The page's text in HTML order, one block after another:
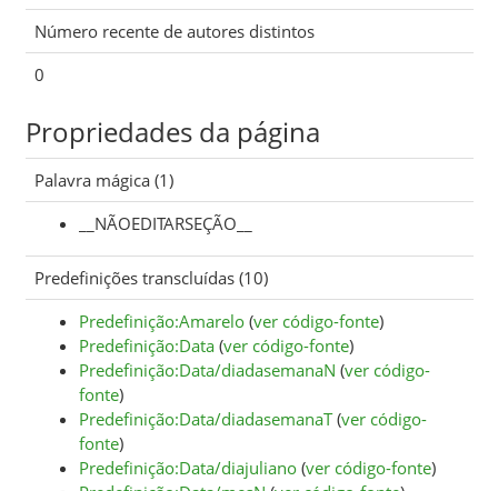
Número recente de autores distintos
0
Propriedades da página
Palavra mágica (1)
__NÃOEDITARSEÇÃO__
Predefinições transcluídas (10)
Predefinição:Amarelo(ver código-fonte)
Predefinição:Data(ver código-fonte)
Predefinição:Data/diadasemanaN (ver código-
fonte)
Predefinição:Data/diadasemanaT(ver código-
fonte)
Predefinição:Data/diajuliano(ver código-fonte)